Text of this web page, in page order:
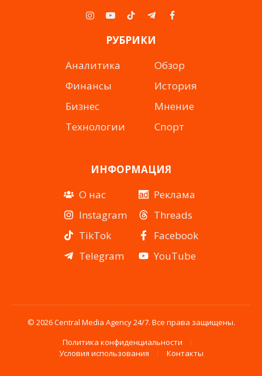
Instagram
YouTubeTikTokTelegramFacebook
РУБРИКИ
Аналитика
Финансы
Бизнес
Технологии
Обзор
История
Мнение
Спорт
ИНФОРМАЦИЯ
О нас
Instagram
TikTok
Telegram
Реклама
Threads
Facebook
YouTube
© 2026 Central Media Agency 24/7. Все права защищены.
Политика конфиденциальности
Условия использования
Контакты